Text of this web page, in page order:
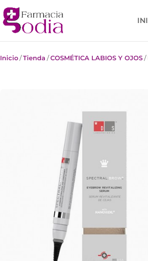
Inicio/Tienda /COSMÉTICA LABIOS Y OJOS/